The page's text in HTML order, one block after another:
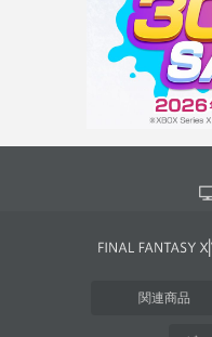
関連商品